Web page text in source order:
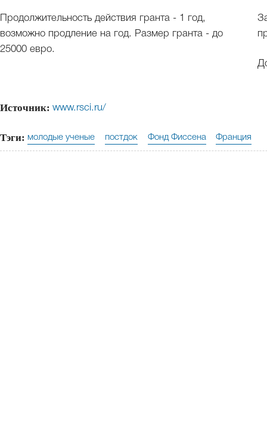
Продолжительность действия гранта - 1 год,
возможно продление на год. Размер гранта - до
25000 евро.
Источник: www.rsci.ru/
Тэги: молодые ученые постдок Фонд Фиссена Франция